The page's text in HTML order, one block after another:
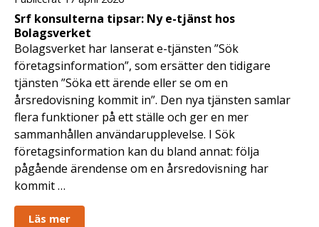
Srf konsulterna tipsar: Ny e-tjänst hos
Bolagsverket
Bolagsverket har lanserat e-tjänsten ”Sök
företagsinformation”, som ersätter den tidigare
tjänsten ”Söka ett ärende eller se om en
årsredovisning kommit in”. Den nya tjänsten samlar
flera funktioner på ett ställe och ger en mer
sammanhållen användarupplevelse. I Sök
företagsinformation kan du bland annat: följa
pågående ärendense om en årsredovisning har
kommit …
Läs mer